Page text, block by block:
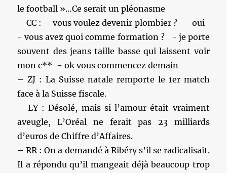
le football »…Ce serait un pléonasme
– CC : – vous voulez devenir plombier ? - oui
- vous avez quoi comme formation ? - je porte
souvent des jeans taille basse qui laissent voir
mon c** - ok vous commencez demain
– ZJ : La Suisse natale remporte le 1er match
face à la Suisse fiscale.
– LY : Désolé, mais si l’amour était vraiment
aveugle, L’Oréal ne ferait pas 23 milliards
d’euros de Chiffre d’Affaires.
– RR : On a demandé à Ribéry s’il se radicalisait.
Il a répondu qu’il mangeait déjà beaucoup trop